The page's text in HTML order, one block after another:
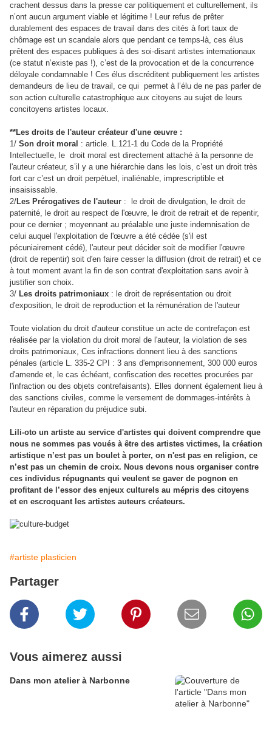
crachent dessus dans la presse car politiquement et culturellement, ils
n’ont aucun argument viable et légitime ! Leur refus de prêter
durablement des espaces de travail dans des cités à fort taux de
chômage est un scandale alors que pendant ce temps-là, ces élus
prêtent des espaces publiques à des soi-disant artistes internationaux
(ce statut n’existe pas !), c’est de la provocation et de la concurrence
déloyale condamnable ! Ces élus discréditent publiquement les artistes
demandeurs de lieu de travail, ce qui permet à l’élu de ne pas parler de
son action culturelle catastrophique aux citoyens au sujet de leurs
concitoyens artistes locaux.
**Les droits de l'auteur créateur d'une œuvre :
1/ Son droit moral : article. L.121-1 du Code de la Propriété
Intellectuelle, le droit moral est directement attaché à la personne de
l'auteur créateur, s’il y a une hiérarchie dans les lois, c’est un droit très
fort car c’est un droit perpétuel, inaliénable, imprescriptible et
insaisissable.
2/Les Prérogatives de l'auteur : le droit de divulgation, le droit de
paternité, le droit au respect de l'œuvre, le droit de retrait et de repentir,
pour ce dernier ; moyennant au préalable une juste indemnisation de
celui auquel l'exploitation de l'œuvre a été cédée (s'il est
pécuniairement cédé), l'auteur peut décider soit de modifier l'œuvre
(droit de repentir) soit d'en faire cesser la diffusion (droit de retrait) et ce
à tout moment avant la fin de son contrat d'exploitation sans avoir à
justifier son choix.
3/ Les droits patrimoniaux : le droit de représentation ou droit
d'exposition, le droit de reproduction et la rémunération de l'auteur
Toute violation du droit d'auteur constitue un acte de contrefaçon est
réalisée par la violation du droit moral de l'auteur, la violation de ses
droits patrimoniaux, Ces infractions donnent lieu à des sanctions
pénales (article L. 335-2 CPI : 3 ans d'emprisonnement, 300 000 euros
d'amende et, le cas échéant, confiscation des recettes procurées par
l'infraction ou des objets contrefaisants). Elles donnent également lieu à
des sanctions civiles, comme le versement de dommages-intérêts à
l'auteur en réparation du préjudice subi.
Lili-oto un artiste au service d'artistes qui doivent comprendre que
nous ne sommes pas voués à être des artistes victimes, la création
artistique n’est pas un boulet à porter, on n'est pas en religion, ce
n’est pas un chemin de croix. Nous devons nous organiser contre
ces individus répugnants qui veulent se gaver de pognon en
profitant de l’essor des enjeux culturels au mépris des citoyens
et en escroquant l es artistes auteurs créateurs.
#artiste plasticien
Partager
Vous aimerez aussi
Dans mon atelier à Narbonne